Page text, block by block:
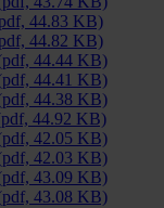
44.83 KB)
44.82 KB)
44.44 KB)
44.41 KB)
44.38 KB)
44.92 KB)
42.05 KB)
42.03 KB)
43.09 KB)
43.08 KB)